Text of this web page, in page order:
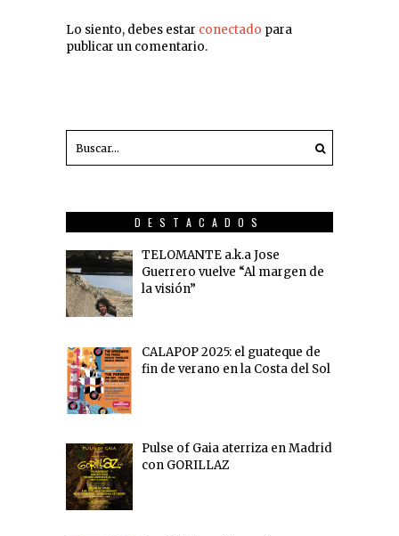
Lo siento, debes estar conectado para
publicar un comentario.
DESTACADOS
TELOMANTE a.k.a Jose
Guerrero vuelve “Al margen de
la visión”
CALAPOP 2025: el guateque de
fin de verano en la Costa del Sol
Pulse of Gaia aterriza en Madrid
con GORILLAZ